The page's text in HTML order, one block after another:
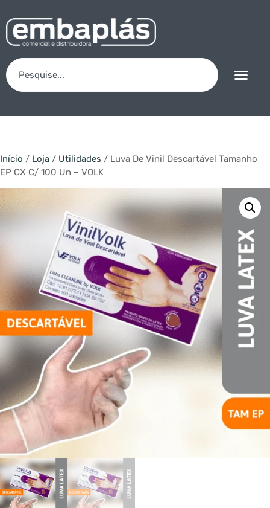
Início / Loja / Utilidades / Luva De Vinil Descartável Tamanho
EP CX C/ 100 Un – VOLK